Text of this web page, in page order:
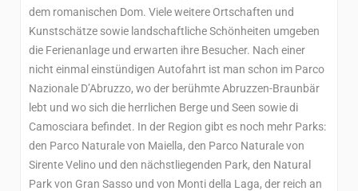
dem romanischen Dom. Viele weitere Ortschaften und
Kunstschätze sowie landschaftliche Schönheiten umgeben
die Ferienanlage und erwarten ihre Besucher. Nach einer
nicht einmal einstündigen Autofahrt ist man schon im Parco
Nazionale D’Abruzzo, wo der berühmte Abruzzen-Braunbär
lebt und wo sich die herrlichen Berge und Seen sowie di
Camosciara befindet. In der Region gibt es noch mehr Parks:
den Parco Naturale von Maiella, den Parco Naturale von
Sirente Velino und den nächstliegenden Park, den Natural
Park von Gran Sasso und von Monti della Laga, der reich an